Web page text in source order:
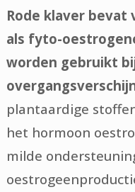
Rode klaver bevat
als fyto-
worden gebruikt
plantaardige
het hormoon
milde